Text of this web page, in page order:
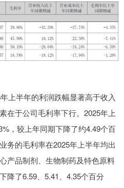
上半年的利润跌幅显著高于收入
在于公司毛利率下行。2025年上
，较上年同期下降了约4.49个百
务的毛利率在2025年上半年均出
产品制剂、生物制药及特色原料
降了6.59、5.41、4.35个百分